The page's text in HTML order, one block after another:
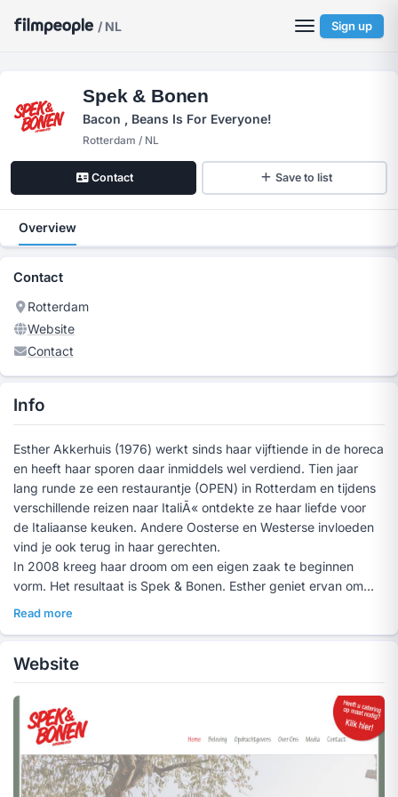
/ NL Sign up
Spek & Bonen
Bacon , Beans Is For Everyone!
Rotterdam / NL
Contact Save to list
Overview
Contact
Rotterdam
Website
Contact
Info
Esther Akkerhuis (1976) werkt sinds haar vijftiende in de horeca
en heeft haar sporen daar inmiddels wel verdiend. Tien jaar
lang runde ze een restaurantje (OPEN) in Rotterdam en tijdens
verschillende reizen naar ItaliÃ« ontdekte ze haar liefde voor
de Italiaanse keuken. Andere Oosterse en Westerse invloeden
vind je ook terug in haar gerechten.
In 2008 kreeg haar droom om een eigen zaak te beginnen
vorm. Het resultaat is Spek & Bonen. Esther geniet ervan om
andere mensen blij te maken met haar eten en gezelligheid.
biologisch, met liefde klaargemaakt en in eigen stijl opgediend.
Ruim drie jaar na oprichting werkt ze samen met een team en
heeft Spek & Bonen een grote diversiteit aan opdrachtgevers,
en een cateringbus waarmee op locatie gekookt kan worden.
Naast lekker eten staat duurzaamheid hoog in het vaandel. In
het kader van 'alle kleine beetjes helpen' maakt Spek & Bonen
gebruik van zonnepanelen en ledverlichting en worden
Read more
Website